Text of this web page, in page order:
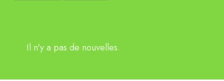
Il n'y a pas de nouvelles.